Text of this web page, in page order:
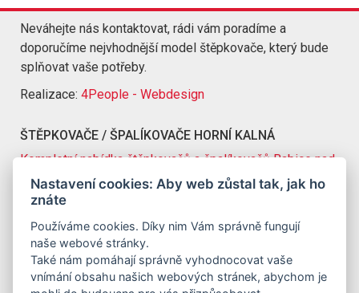
Neváhejte nás kontaktovat, rádi vám poradíme a
doporučíme nejvhodnější model štěpkovače, který bude
splňovat vaše potřeby.
Realizace: 4People - Webdesign
ŠTĚPKOVAČE / ŠPALÍKOVAČE HORNÍ KALNÁ
Kompletní nabídka štěpkovačů a špalíkovačů Babice nad
Svitavou
Jirbo s.r.o.
IČO: 07081154
č.p. 27, 565 01 Svatý Jiří
Nastavení cookies: Aby web zůstal tak, jak ho
znáte
Používáme cookies. Díky nim Vám správně fungují
naše webové stránky.
Také nám pomáhají správně vyhodnocovat vaše
vnímání obsahu našich webových stránek, abychom je